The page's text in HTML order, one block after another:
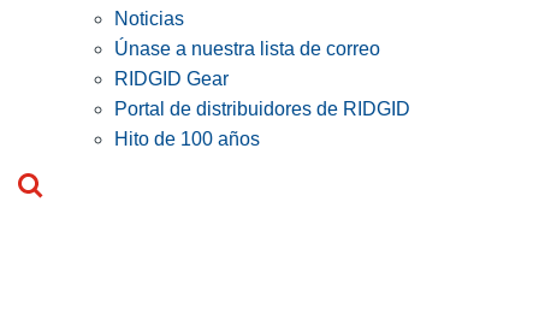
Noticias
Únase a nuestra lista de correo
RIDGID Gear
Portal de distribuidores de RIDGID
Hito de 100 años